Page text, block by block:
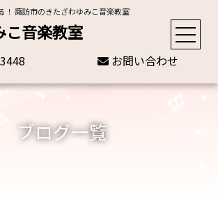
！ 諏訪市のきたざわゆみこ音楽教室
こ音楽教室
お問い合わせ
ブログ一覧